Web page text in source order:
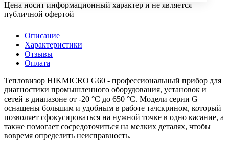
Цена носит информационный характер и не является
публичной офертой
Описание
Характеристики
Отзывы
Оплата
Тепловизор HIKMICRO G60 - профессиональный прибор для
диагностики промышленного оборудования, установок и
сетей в диапазоне от -20 °C до 650 °C. Модели серии G
оснащены большим и удобным в работе тачскрином, который
позволяет сфокусироваться на нужной точке в одно касание, а
также помогает сосредоточиться на мелких деталях, чтобы
вовремя определить неисправность.